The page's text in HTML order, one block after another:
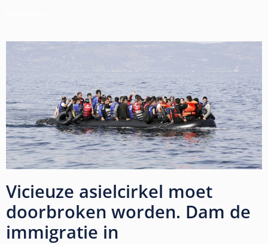
Vicieuze asielcirkel moet
doorbroken worden. Dam de
immigratie in